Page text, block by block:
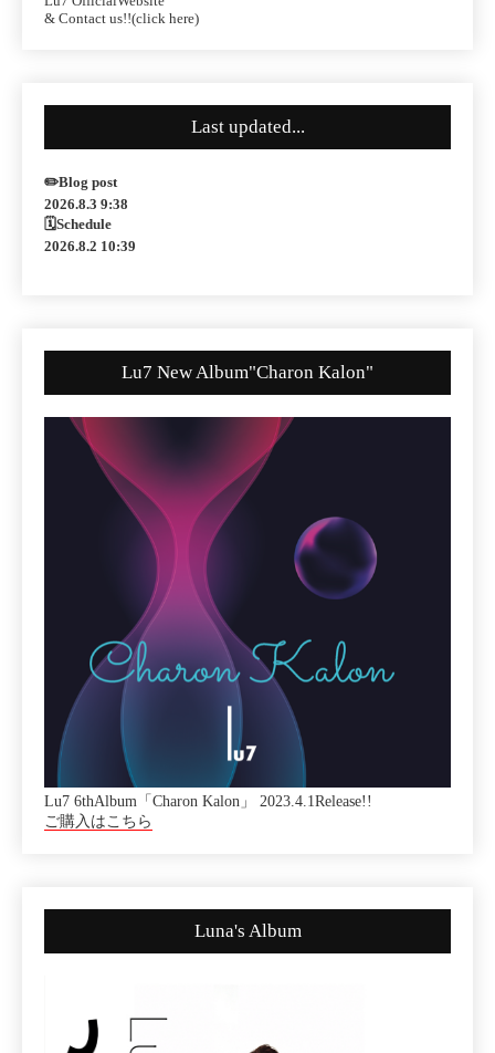
& Contact us!!(click here)
Last updated...
✏️Blog post
2026.8.3 9:38
🗓Schedule
2026.8.2 10:39
Lu7 New Album"Charon Kalon"
Lu7 6thAlbum「Charon Kalon」 2023.4.1Release!!
ご購入はこちら
Luna's Album